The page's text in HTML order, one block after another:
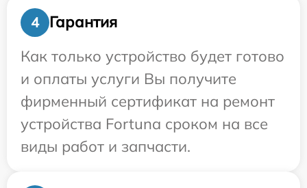
4
Гарантия
Как только устройство будет готово
и оплаты услуги Вы получите
фирменный сертификат на ремонт
устройства Fortuna сроком на все
виды работ и запчасти.